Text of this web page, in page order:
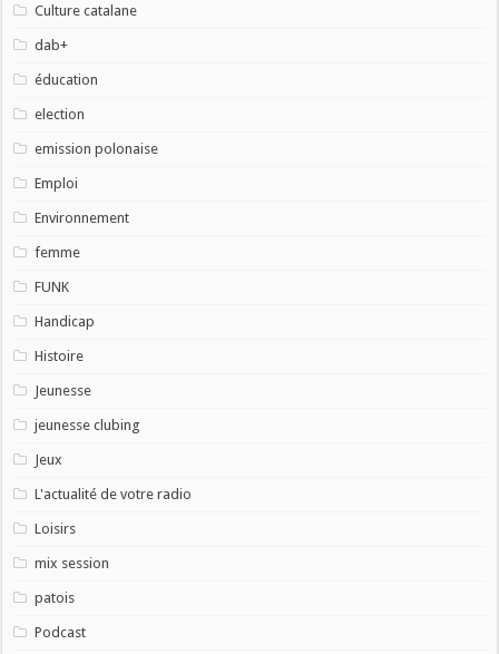
Culture catalane
dab+
éducation
election
emission polonaise
Emploi
Environnement
femme
FUNK
Handicap
Histoire
Jeunesse
jeunesse clubing
Jeux
L'actualité de votre radio
Loisirs
mix session
patois
Podcast